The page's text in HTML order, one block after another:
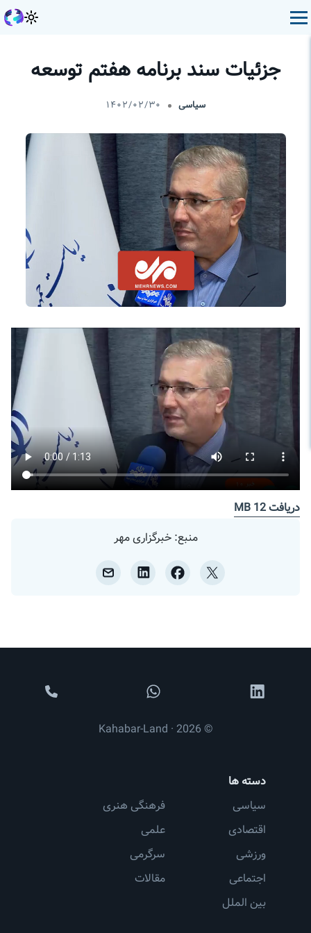
جزئیات سند برنامه هفتم توسعه
سیاسی ۱۴۰۲/۰۲/۳۰
دریافت12 MB
منبع: خبرگزاری مهر
دسته ها
سیاسی
اقتصادی
ورزشی
اجتماعی
بین الملل
فرهنگی هنری
علمی
سرگرمی
مقالات
© 2026 · Kahabar-Land